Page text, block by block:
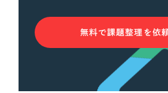
無料で課題整理を依